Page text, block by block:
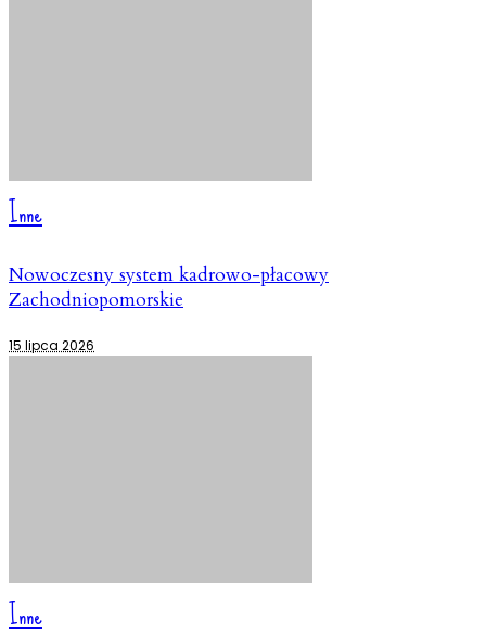
Inne
Nowoczesny system kadrowo-płacowy
Zachodniopomorskie
15 lipca 2026
Inne